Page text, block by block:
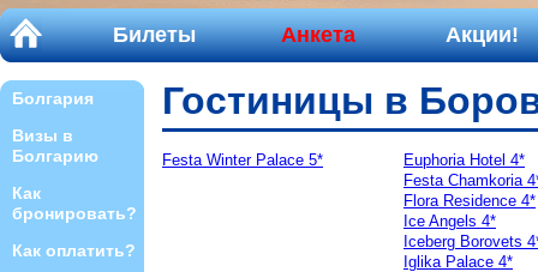
Билеты Анкета Акции!
Болгария
Визы в
Болгарию
Как
бронировать?
Как оплатить?
Гостиницы в
Festa Winter Palace 5*
Euphoria Hotel 4*
Festa Chamkoria
Flora Residence 4*
Ice Angels 4*
Iceberg Borovets
Iglika Palace 4*